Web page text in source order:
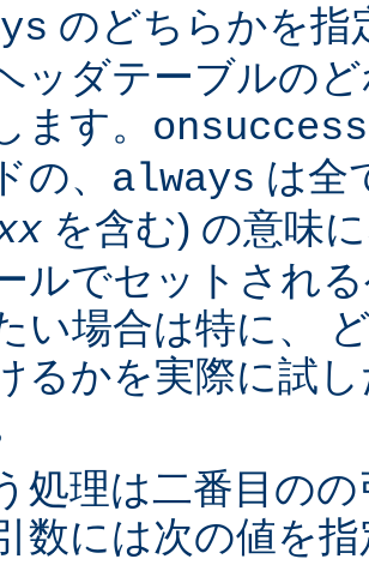
のどちらかを指
ッダテーブルの
ます。 onsuccess
の、 always は全
を含む) の意味
ルでセットされ
い場合は特に、
るかを実際に試
処理は二番目の
数には次の値を